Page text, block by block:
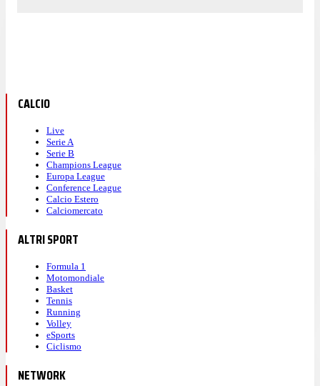
CALCIO
Live
Serie A
Serie B
Champions League
Europa League
Conference League
Calcio Estero
Calciomercato
ALTRI SPORT
Formula 1
Motomondiale
Basket
Tennis
Running
Volley
eSports
Ciclismo
NETWORK